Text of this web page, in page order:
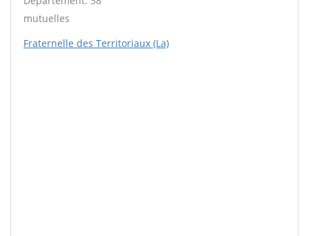
mutuelles
Fraternelle des Territoriaux (La)